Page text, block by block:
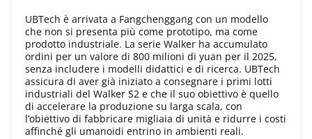
UBTech è arrivata a Fangchenggang con un modello
che non si presenta più come prototipo, ma come
prodotto industriale. La serie Walker ha accumulato
ordini per un valore di 800 milioni di yuan per il 2025,
senza includere i modelli didattici e di ricerca. UBTech
assicura di aver già iniziato a consegnare i primi lotti
industriali del Walker S2 e che il suo obiettivo è quello
di accelerare la produzione su larga scala, con
l’obiettivo di fabbricare migliaia di unità e ridurre i costi
affinché gli umanoidi entrino in ambienti reali.